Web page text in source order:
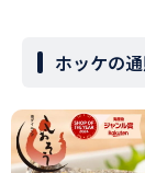
ホッケの